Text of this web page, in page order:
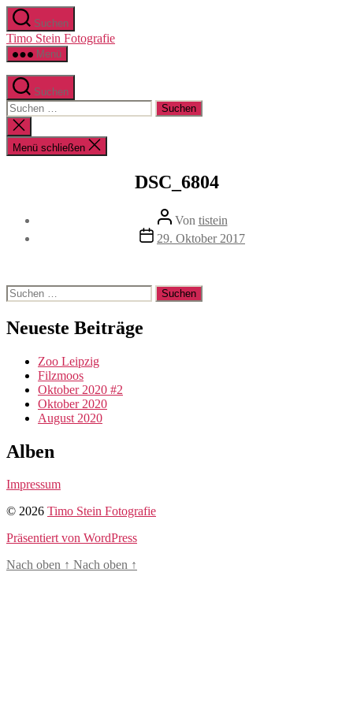
Zum
Inhalt
springen
Suchen
Timo Stein Fotografie
Menü
Suchen
Suchen
nach:
Suche
schließen
Menü schließen
DSC_6804
Beitragsautor
Von tistein
Veröffentlichungsdatum
29. Oktober 2017
Suchen
nach:
Neueste Beiträge
Zoo Leipzig
Filzmoos
Oktober 2020 #2
Oktober 2020
August 2020
Alben
Impressum
© 2026 Timo Stein Fotografie
Präsentiert von WordPress
Nach oben ↑ Nach oben ↑